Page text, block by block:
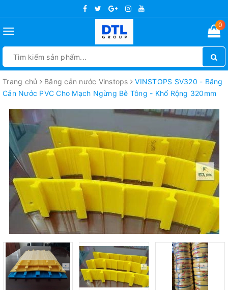
Toggle
0
Trang chủ Băng cản nước Vinstops
VINSTOPS SV320 - Băng
Cản Nước PVC Cho Mạch Ngừng Bê Tông - Khổ Rộng 320mm